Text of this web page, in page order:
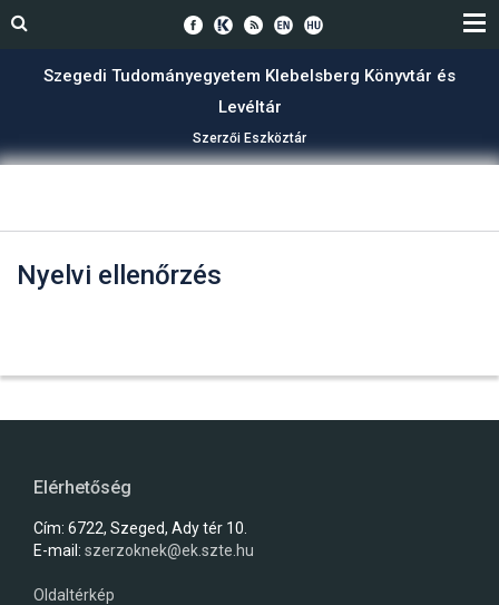
Szegedi Tudományegyetem Klebelsberg Könyvtár és
Levéltár
Szerzői Eszköztár
Nyelvi ellenőrzés
Elérhetőség
Cím: 6722, Szeged, Ady tér 10.
E-mail: szerzoknek@ek.szte.hu
Oldaltérkép